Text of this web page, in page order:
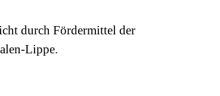
durch Fördermittel der
Lippe.